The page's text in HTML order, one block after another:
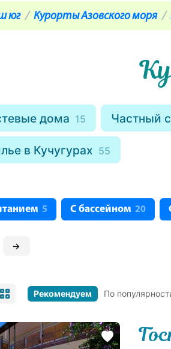
юг Курорты Азовского моря
дома 15 Частный
в Кучугурах 55
5 С бассейном 20
→
Рекомендуем По